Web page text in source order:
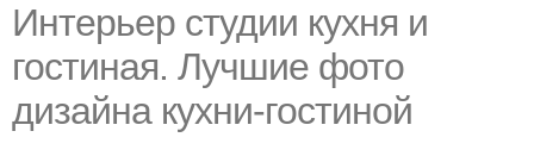
Интерьер студии кухня и
гостиная. Лучшие фото
дизайна кухни-гостиной